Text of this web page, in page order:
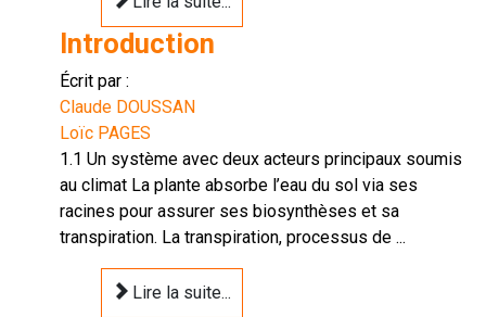
Introduction
Écrit par :
Claude DOUSSAN
Loïc PAGES
1.1 Un système avec deux acteurs principaux soumis
au climat La plante absorbe l’eau du sol via ses
racines pour assurer ses biosynthèses et sa
transpiration. La transpiration, processus de ...
Lire la suite...